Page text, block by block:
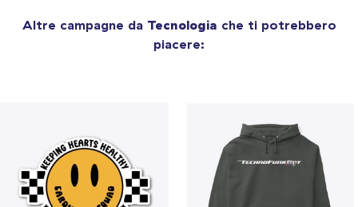
Altre campagne da Tecnologia che ti potrebbero
piacere: